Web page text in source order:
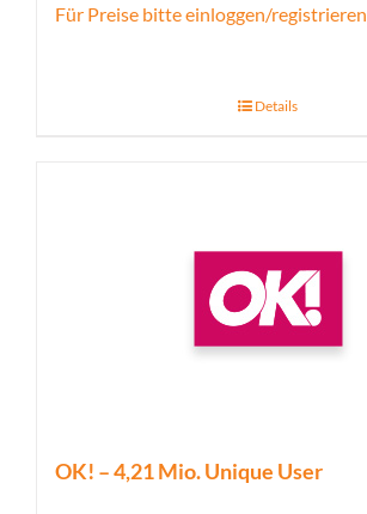
Für Preise bitte einloggen/registrieren
Details
OK! – 4,21 Mio. Unique User